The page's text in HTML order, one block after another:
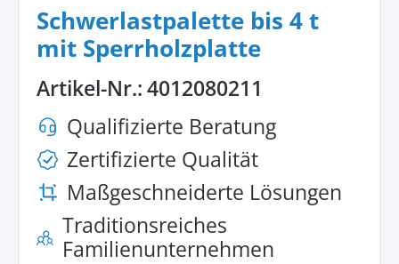
Schwerlastpalette bis 4 t
mit Sperrholzplatte
Artikel-Nr.:4012080211
Qualifizierte Beratung
Zertifizierte Qualität
Maßgeschneiderte Lösungen
Traditionsreiches
Familienunternehmen